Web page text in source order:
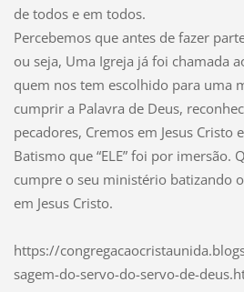
de todos e em todos.
Percebemos que antes de fazer
ou seja, Uma Igreja já foi chamada
quem nos tem escolhido para uma
cumprir a Palavra de Deus,
pecadores, Cremos em Jesus Cristo
Batismo que “ELE” foi por imersão.
cumpre o seu ministério batizando
em Jesus Cristo.
https://
sagem-do-servo-do-servo-de-